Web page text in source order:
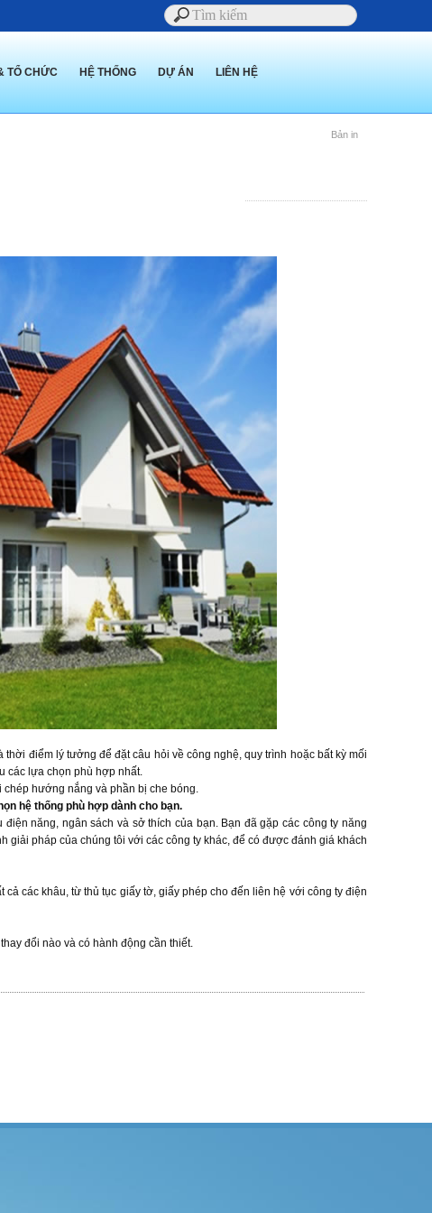
TỔ CHỨC HỆ THỐNG DỰ ÁN LIÊN HỆ
Bản in
điểm lý tưởng để đặt câu hỏi về công nghệ, quy trình hoặc bất kỳ mối
các lựa chọn phù hợp nhất.
chép hướng nắng và phần bị che bóng.
hệ thống phù hợp dành cho bạn.
năng, ngân sách và sở thích của bạn. Bạn đã gặp các công ty năng
giải pháp của chúng tôi với các công ty khác, để có được đánh giá khách
các khâu, từ thủ tục giấy tờ, giấy phép cho đến liên hệ với công ty điện
đổi nào và có hành động cần thiết.